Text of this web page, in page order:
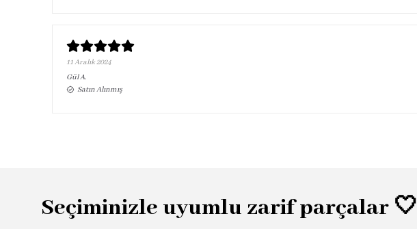
11 Aralık 2024
GülA.
Satın Alınmış
Seçiminizle uyumlu zarif parçalar 🤍